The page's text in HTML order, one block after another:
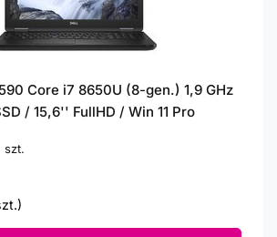
Core i7 8650U (8-gen.) 1,9 GHz
/ 15,6'' FullHD / Win 11 Pro
szt.